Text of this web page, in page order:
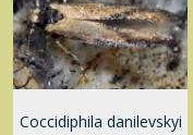
Coccidiphila danilevskyi